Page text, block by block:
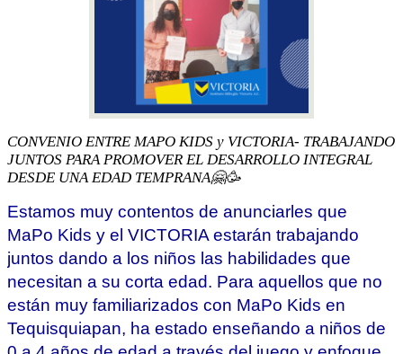
CONVENIO ENTRE MAPO KIDS y VICTORIA- TRABAJANDO
JUNTOS PARA PROMOVER EL DESARROLLO INTEGRAL
DESDE UNA EDAD TEMPRANA🤗🥳
Estamos muy contentos de anunciarles que
MaPo Kids y el VICTORIA estarán trabajando
juntos dando a los niños las habilidades que
necesitan a su corta edad. Para aquellos que no
están muy familiarizados con MaPo Kids en
Tequisquiapan, ha estado enseñando a niños de